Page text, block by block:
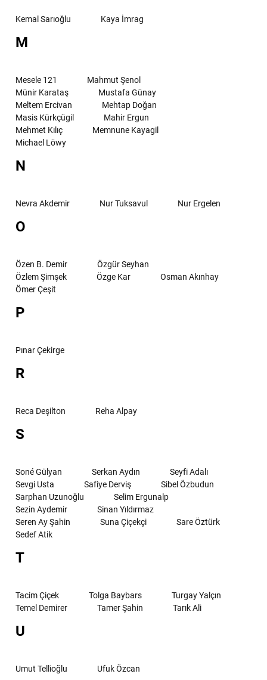
Kemal Sarıoğlu Kaya İmrag
M
Mesele 121
Mahmut Şenol
Münir Karataş
Mustafa Günay
Meltem Ercivan
Mehtap Doğan
Masis Kürkçügil
Mahir Ergun
Mehmet Kılıç
Memnune Kayagil
Michael Löwy
N
Nevra Akdemir Nur Tuksavul Nur Ergelen
O
Özen B. Demir
Özgür Seyhan
Özlem Şimşek
Özge Kar
Osman Akınhay
Ömer Çeşit
P
Pınar Çekirge
R
Reca Deşilton Reha Alpay
S
Soné Gülyan Serkan Aydın
Seyfi Adalı
Sevgi Usta
Safiye Derviş
Sibel Özbudun
Sarphan Uzunoğlu
Selim Ergunalp
Sezin Aydemir
Sinan Yıldırmaz
Seren Ay Şahin
Suna Çiçekçi
Sare Öztürk
Sedef Atik
T
Tacim Çiçek Tolga Baybars
Turgay Yalçın
Temel Demirer
Tamer Şahin Tarık Ali
U
Umut Tellioğlu Ufuk Özcan